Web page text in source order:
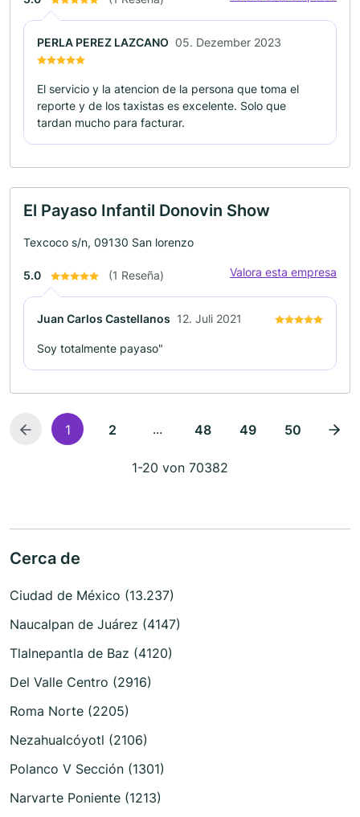
PERLA PEREZ LAZCANO 05. Dezember 2023
El servicio y la atencion de la persona que toma el
reporte y de los taxistas es excelente. Solo que
tardan mucho para facturar.
El Payaso Infantil Donovin Show
Texcoco s/n, 09130 San lorenzo
5.0 (1 Reseña) Valora esta empresa
Juan Carlos Castellanos 12. Juli 2021
Soy totalmente payaso"
1 2 ... 48 49 50
1-20 von 70382
Cerca de
Ciudad de México (13.237)
Naucalpan de Juárez (4147)
Tlalnepantla de Baz (4120)
Del Valle Centro (2916)
Roma Norte (2205)
Nezahualcóyotl (2106)
Polanco V Sección (1301)
Narvarte Poniente (1213)